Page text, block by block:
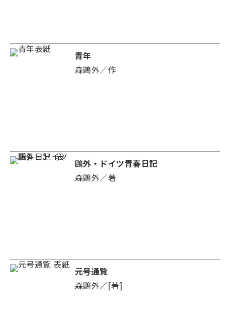
青年
森鷗外／作
鷗外・ドイツ青春日記
森鷗外／著
元号通覧
森鷗外／[著]